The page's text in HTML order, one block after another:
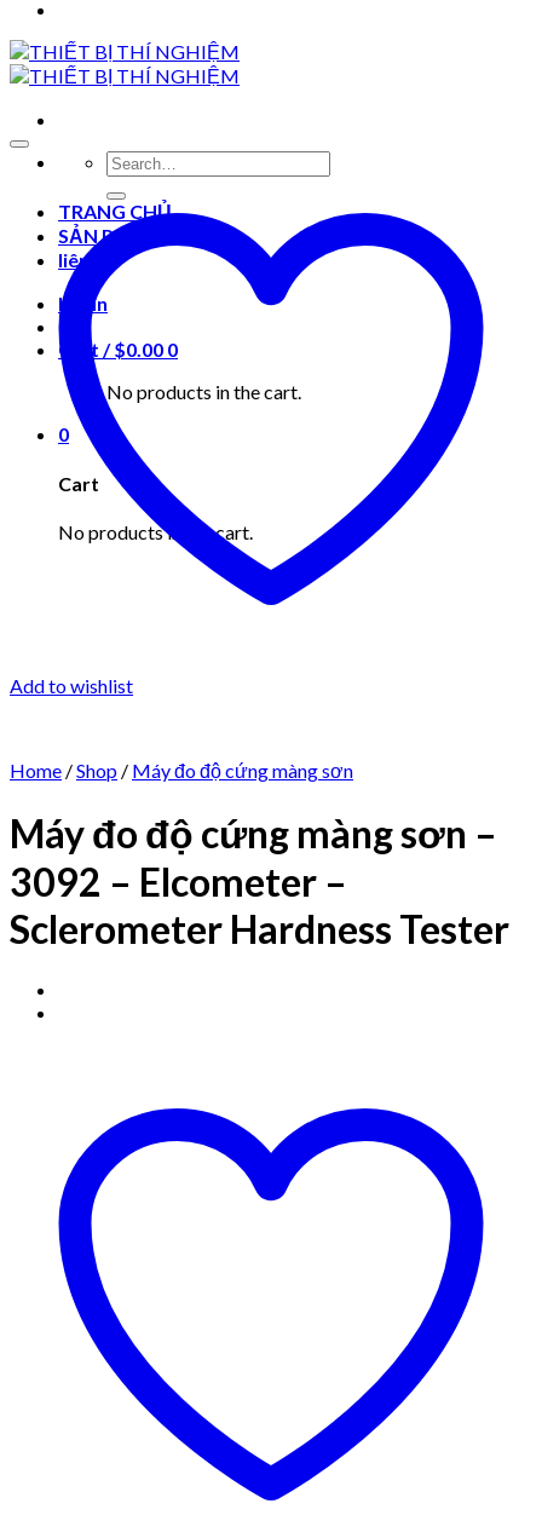
Search
for:
TRANG CHỦ
SẢN PHẨM
liên hệ
Login
Cart /$0.00 0
No products in the cart.
0
Cart
No products in the cart.
Add to wishlist
Home /Shop / Máy đo độ cứng màng sơn
Máy đo độ cứng màng sơn –
3092 – Elcometer –
Sclerometer Hardness Tester